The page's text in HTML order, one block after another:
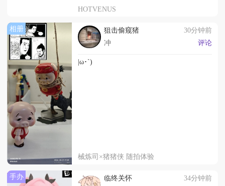
HOTVENUS
相册 狙击偷窥猪
30分钟前
冲
评论
|ω･`)
械炼司×猪猪侠 随拍体验
手办 临终关怀
34分钟前